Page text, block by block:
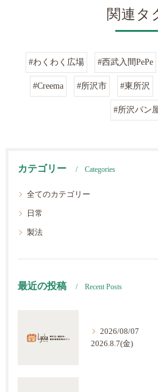
関連タ
#わくわく広場 #西武入間PePe
#Creema #所沢市 #東所沢
#所沢パン
カテゴリー Categories
全てのカテゴリー
日常
製法
最近の投稿 Recent Posts
2026/08/07
2026.8.7(金)